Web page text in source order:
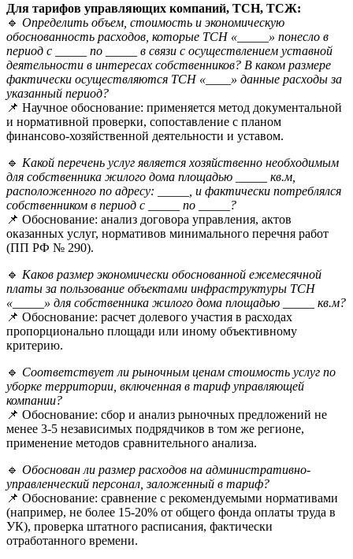
Для тарифов управляющих компаний, ТСН, ТСЖ:
🔹 Определить объем, стоимость и экономическую
обоснованность расходов, которые ТСН «_____» понесло в
период с _____ по _____ в связи с осуществлением уставной
деятельности в интересах собственников? В каком размере
фактически осуществляются ТСН «____» данные расходы за
указанный период?
📌 Научное обоснование: применяется метод документальной
и нормативной проверки, сопоставление с планом
финансово-хозяйственной деятельности и уставом.
🔹 Какой перечень услуг является хозяйственно необходимым
для собственника жилого дома площадью _____ кв.м,
расположенного по адресу: _____, и фактически потреблялся
собственником в период с _____ по _____?
📌 Обоснование: анализ договора управления, актов
оказанных услуг, нормативов минимального перечня работ
(ПП РФ № 290).
🔹 Каков размер экономически обоснованной ежемесячной
платы за пользование объектами инфраструктуры ТСН
«_____» для собственника жилого дома площадью _____ кв.м?
📌 Обоснование: расчет долевого участия в расходах
пропорционально площади или иному объективному
критерию.
🔹 Соответствует ли рыночным ценам стоимость услуг по
уборке территории, включенная в тариф управляющей
компании?
📌 Обоснование: сбор и анализ рыночных предложений не
менее 3-5 независимых подрядчиков в том же регионе,
применение методов сравнительного анализа.
🔹 Обоснован ли размер расходов на административно-
управленческий персонал, заложенный в тариф?
📌 Обоснование: сравнение с рекомендуемыми нормативами
(например, не более 15-20% от общего фонда оплаты труда в
УК), проверка штатного расписания, фактически
отработанного времени.